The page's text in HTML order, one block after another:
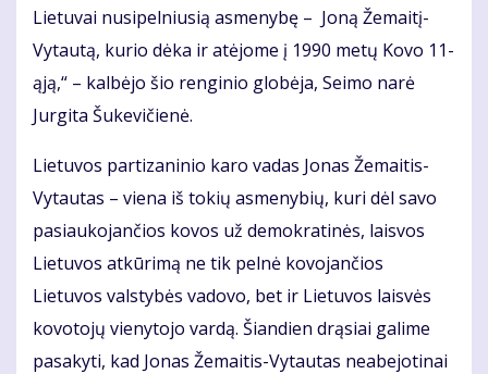
Lietuvai nusipelniusią asmenybę – Joną Žemaitį-
Vytautą, kurio dėka ir atėjome į 1990 metų Kovo 11-
ąją,“ – kalbėjo šio renginio globėja, Seimo narė
Jurgita Šukevičienė.
Lietuvos partizaninio karo vadas Jonas Žemaitis-
Vytautas – viena iš tokių asmenybių, kuri dėl savo
pasiaukojančios kovos už demokratinės, laisvos
Lietuvos atkūrimą ne tik pelnė kovojančios
Lietuvos valstybės vadovo, bet ir Lietuvos laisvės
kovotojų vienytojo vardą. Šiandien drąsiai galime
pasakyti, kad Jonas Žemaitis-Vytautas neabejotinai